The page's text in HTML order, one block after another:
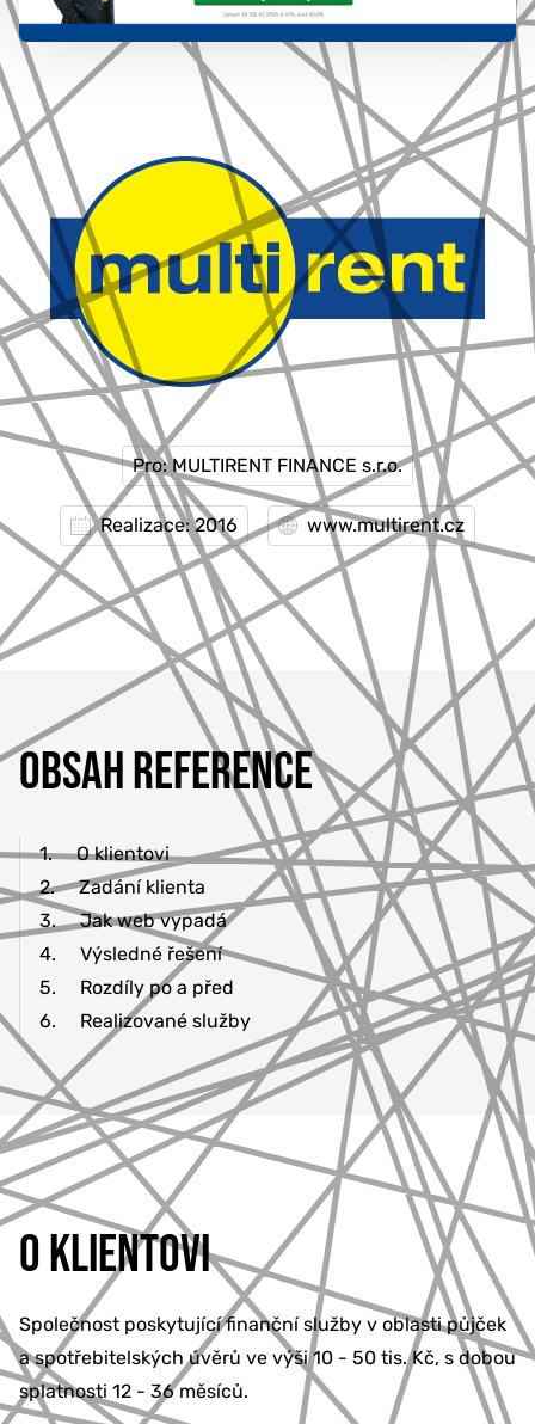
777 353 464
Pro: MULTIRENT FINANCE s.r.o.
Realizace: 2016 www.multirent.cz
OBSAH REFERENCE
1.
O klientovi
2.
Zadání klienta
3.
Jak web vypadá
4.
Výsledné řešení
5.
Rozdíly po a před
6.
Realizované služby
O KLIENTOVI
Společnost poskytující finanční služby v oblasti půjček
a spotřebitelských úvěrů ve výši 10 - 50 tis. Kč, s dobou
splatnosti 12 - 36 měsíců.